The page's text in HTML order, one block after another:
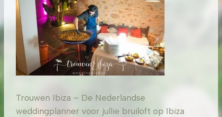
Trouwen Ibiza – De Nederlandse
weddingplanner voor jullie bruiloft op Ibiza